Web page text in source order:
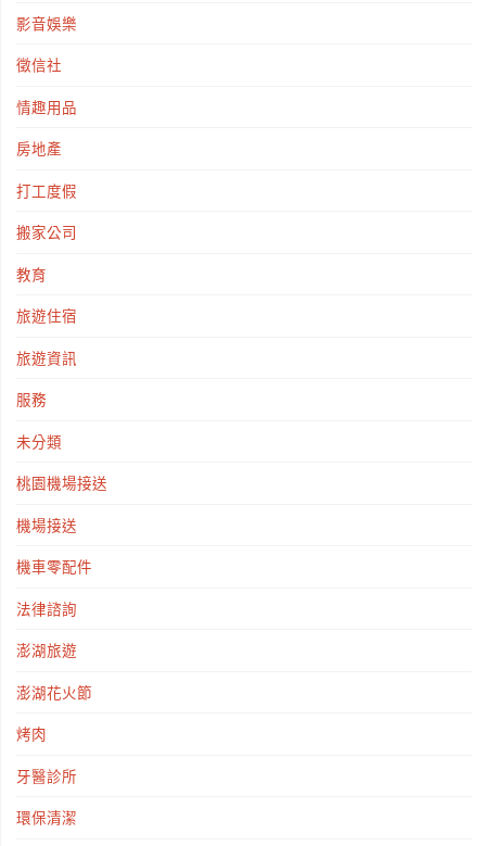
影音娛樂
徵信社
情趣用品
房地產
打工度假
搬家公司
教育
旅遊住宿
旅遊資訊
服務
未分類
桃園機場接送
機場接送
機車零配件
法律諮詢
澎湖旅遊
澎湖花火節
烤肉
牙醫診所
環保清潔